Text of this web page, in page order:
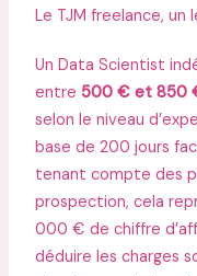
Le TJM freelance, un
Un Data Scientist
entre 500 € et 850
selon le niveau
base de 200 jours
tenant compte des
prospection, cela
000 € de chiffre
déduire les charges